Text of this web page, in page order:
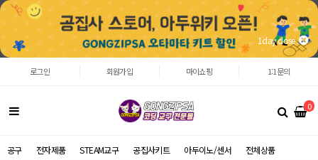
1day close
로그인 회원가입 마이쇼핑 1:1문의
0
공구 전자제품 STEAM교구 공집사키트 아두이노/센서 전체상품